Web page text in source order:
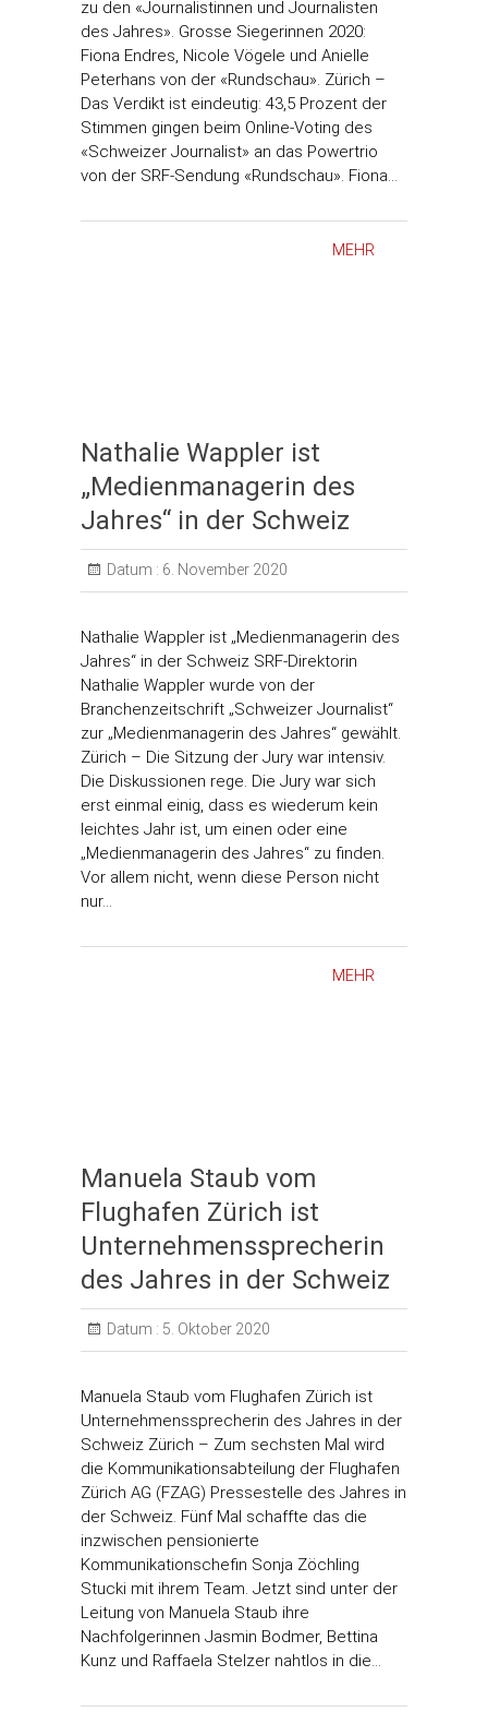
zu den «Journalistinnen und Journalisten
des Jahres». Grosse Siegerinnen 2020:
Fiona Endres, Nicole Vögele und Anielle
Peterhans von der «Rundschau». Zürich –
Das Verdikt ist eindeutig: 43,5 Prozent der
Stimmen gingen beim Online-Voting des
«Schweizer Journalist» an das Powertrio
von der SRF-Sendung «Rundschau». Fiona…
MEHR
Nathalie Wappler ist
„Medienmanagerin des
Jahres“ in der Schweiz
Datum : 6. November 2020
Nathalie Wappler ist „Medienmanagerin des
Jahres“ in der Schweiz SRF-Direktorin
Nathalie Wappler wurde von der
Branchenzeitschrift „Schweizer Journalist“
zur „Medienmanagerin des Jahres“ gewählt.
Zürich – Die Sitzung der Jury war intensiv.
Die Diskussionen rege. Die Jury war sich
erst einmal einig, dass es wiederum kein
leichtes Jahr ist, um einen oder eine
„Medienmanagerin des Jahres“ zu finden.
Vor allem nicht, wenn diese Person nicht
nur…
MEHR
Manuela Staub vom
Flughafen Zürich ist
Unternehmenssprecherin
des Jahres in der Schweiz
Datum : 5. Oktober 2020
Manuela Staub vom Flughafen Zürich ist
Unternehmenssprecherin des Jahres in der
Schweiz Zürich – Zum sechsten Mal wird
die Kommunikationsabteilung der Flughafen
Zürich AG (FZAG) Pressestelle des Jahres in
der Schweiz. Fünf Mal schaffte das die
inzwischen pensionierte
Kommunikationschefin Sonja Zöchling
Stucki mit ihrem Team. Jetzt sind unter der
Leitung von Manuela Staub ihre
Nachfolgerinnen Jasmin Bodmer, Bettina
Kunz und Raffaela Stelzer nahtlos in die…